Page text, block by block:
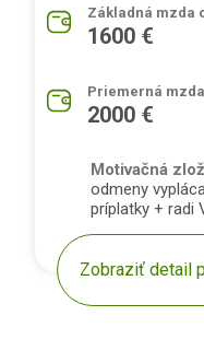
Základná mzda
1600 €
Priemerná
2000 €
Motivačná
odmeny
príplatky + radi
Zobraziť detail